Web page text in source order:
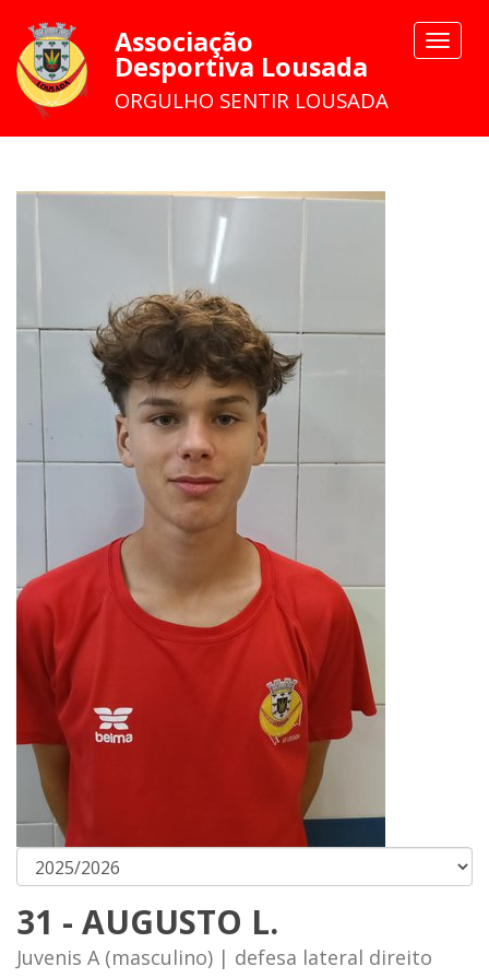
Toggle
Associação
Desportiva Lousada
ORGULHO SENTIR LOUSADA
31 - AUGUSTO L.
Juvenis A (masculino) | defesa lateral direito